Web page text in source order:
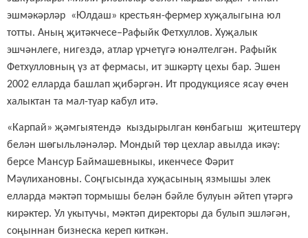
эшмәкәрләр «Юлдаш» крестьян-фермер хуҗалыгына юл
тотты. Аның җитәкчесе–Рафыйк Фетхуллов. Хуҗалык
эшчәнлеге, нигездә, атлар үрчетүгә юнәлтелгән. Рафыйк
Фетхулловның үз ат фермасы, ит эшкәртү цехы бар. Эшен
2002 елларда башлап җибәргән. Ит продукциясе ясау өчен
халыктан та мал-туар кабул итә.
«Карпай» җәмгыятендә кыздырылган көнбагыш җитештерү
белән шөгыльләнәләр. Мондый төр цехлар авылда икәү:
берсе Мансур Баймашевныкы, икенчесе Фәрит
Мәүлихановны. Соңгысында хуҗасының язмышы элек
елларда мәктәп тормышы белән бәйле булуын әйтеп үтәргә
кирәктер. Ул укытучы, мәктәп директоры да булып эшләгән,
соңыннан бизнеска кереп киткән.